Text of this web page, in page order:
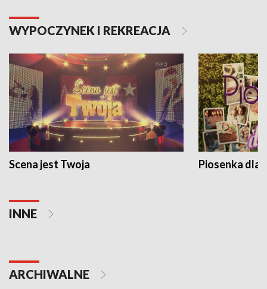
WYPOCZYNEK I REKREACJA
Scena jest Twoja Piosenka dla
INNE
ARCHIWALNE